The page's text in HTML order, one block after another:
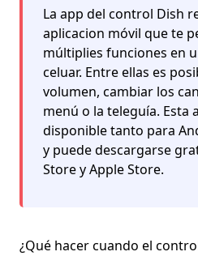
La app del control Dish
aplicacion móvil que te
múltiplies funciones en
celuar. Entre ellas es
volumen, cambiar los
menú o la teleguía. Esta
disponible tanto para
y puede descargarse
Store y Apple Store.
¿Qué hacer cuando el